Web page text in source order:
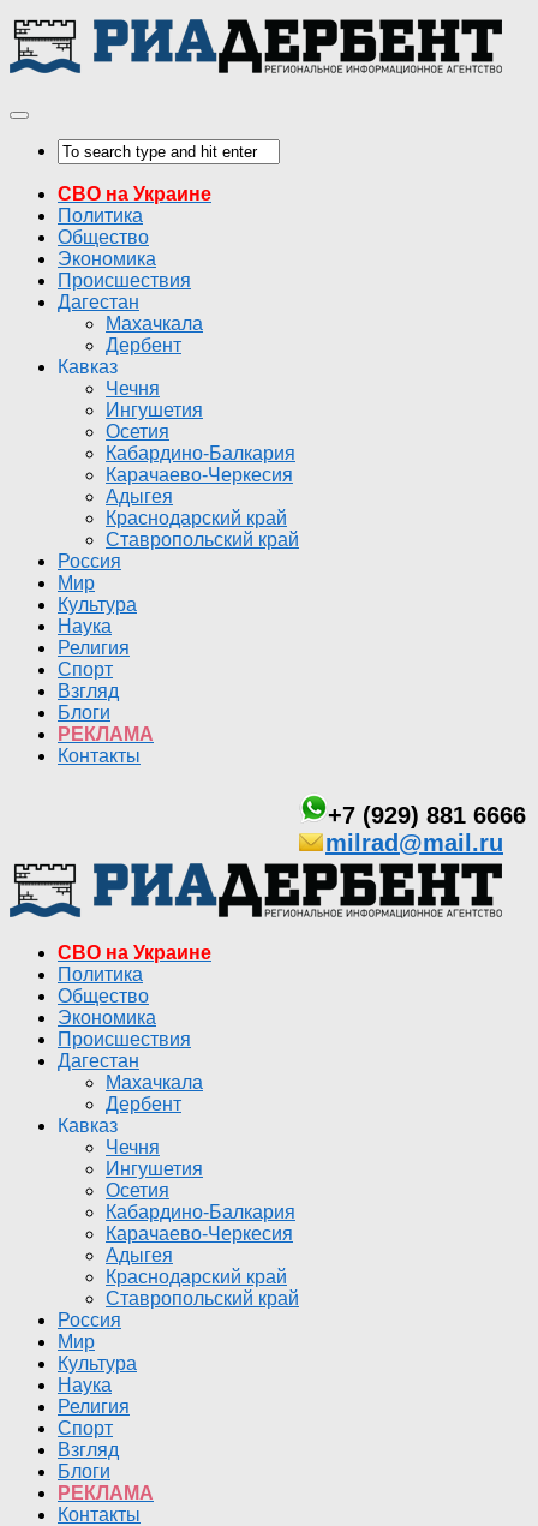
СВО на Украине
Политика
Общество
Экономика
Происшествия
Дагестан
Махачкала
Дербент
Кавказ
Чечня
Ингушетия
Осетия
Кабардино-Балкария
Карачаево-Черкесия
Адыгея
Краснодарский край
Ставропольский край
Россия
Мир
Культура
Наука
Религия
Спорт
Взгляд
Блоги
РЕКЛАМА
Контакты
+7 (929) 881 6666
milrad@mail.ru
СВО на Украине
Политика
Общество
Экономика
Происшествия
Дагестан
Махачкала
Дербент
Кавказ
Чечня
Ингушетия
Осетия
Кабардино-Балкария
Карачаево-Черкесия
Адыгея
Краснодарский край
Ставропольский край
Россия
Мир
Культура
Наука
Религия
Спорт
Взгляд
Блоги
РЕКЛАМА
Контакты